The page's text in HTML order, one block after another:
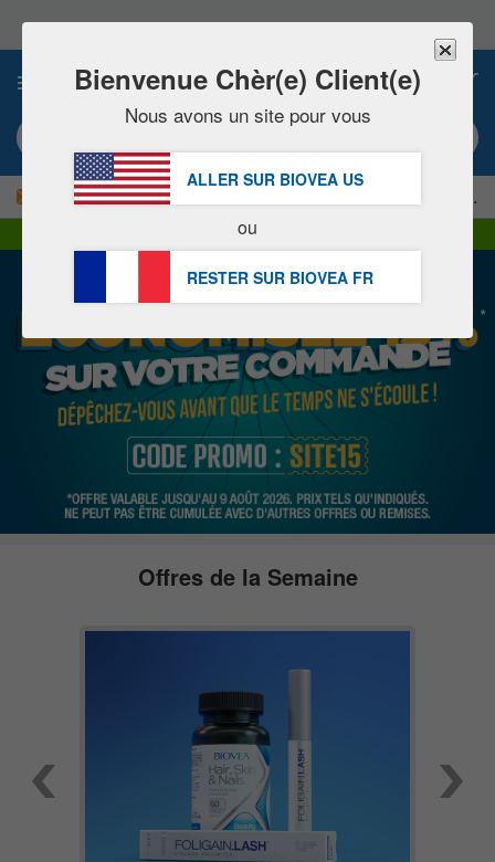
noter
:
site
comprend
un
d'accessibilité.
-15 % MAINTENANT !
Livraison DHL Express | TVA incluse
Offres de la Semaine
Bienvenue Chèr(e) Client(e)
Nous avons un site pour vous
ALLER SUR BIOVEA US
ou
RESTER SUR BIOVEA FR